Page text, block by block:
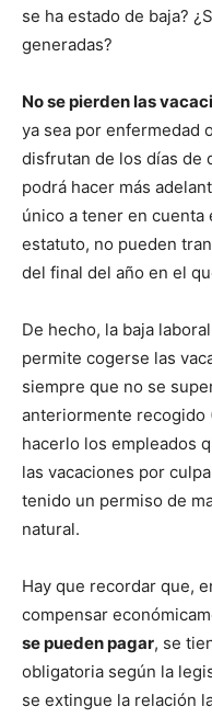
se ha estado de baja?
generadas?
No se pierden las
ya sea por enfermedad
disfrutan de los días de
podrá hacer más
único a tener en cuenta
estatuto, no pueden
del final del año en el
De hecho, la baja
permite cogerse las
siempre que no se
anteriormente recogido
hacerlo los empleados
las vacaciones por
tenido un permiso de
natural.
Hay que recordar que,
compensar
se pueden pagar, se
obligatoria según la
se extingue la relación